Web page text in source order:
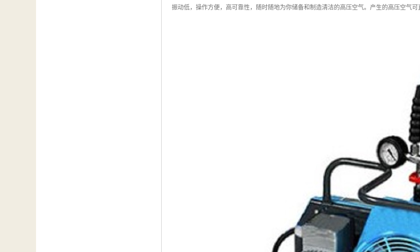
振动低，操作方便，高可靠性，随时随地为你储备和制造清洁的高压空气。产生的高压空气可